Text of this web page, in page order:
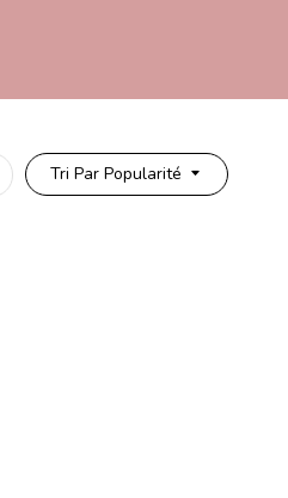
Tri Par Popularité